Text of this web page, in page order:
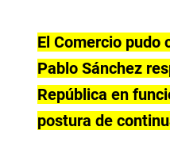
El Comercio pudo
Pablo Sánchez
República en
postura de